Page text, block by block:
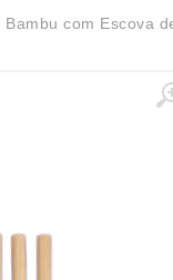
Bambu com Escova